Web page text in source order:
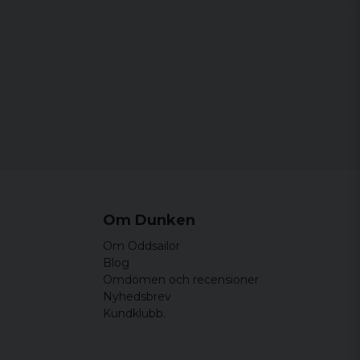
Om Dunken
Om Oddsailor
Blog
Omdömen och recensioner
Nyhedsbrev
Kundklubb.